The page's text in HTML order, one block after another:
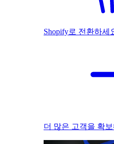
Shopify로 전환하세
더 많은 고객을 확